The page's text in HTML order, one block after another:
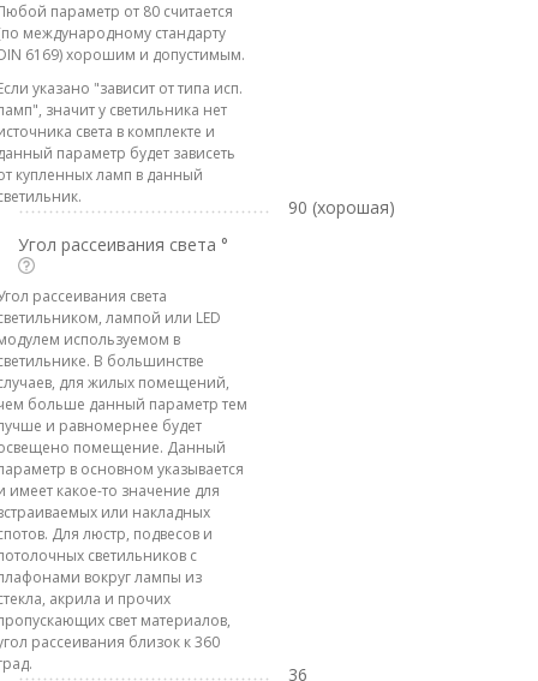
параметр от 80 считается
международному стандарту
6169) хорошим и допустимым.
указано "зависит от типа исп.
значит у светильника нет
света в комплекте и
параметр будет зависеть
купленных ламп в данный
90 (хорошая)
Угол рассеивания света °
рассеивания света
лампой или LED
используемом в
В большинстве
для жилых помещений,
больше данный параметр тем
и равномернее будет
помещение. Данный
в основном указывается
имеет какое-то значение для
или накладных
Для люстр, подвесов и
светильников с
вокруг лампы из
акрила и прочих
свет материалов,
рассеивания близок к 360
36